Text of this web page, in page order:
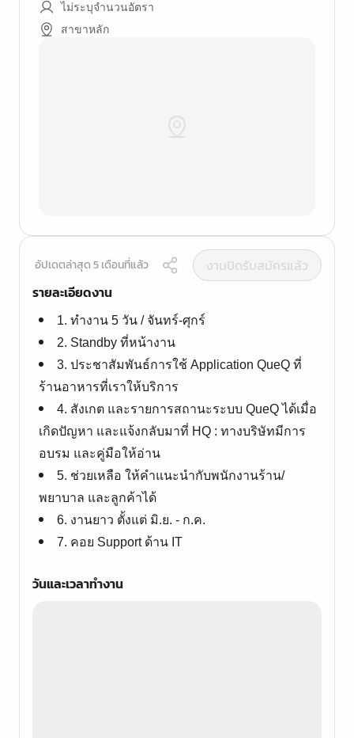
ไม่ระบุจำนวนอัตรา
สาขาหลัก
อัปเดตล่าสุด 5 เดือนที่แล้ว
งานปิดรับสมัครแล้ว
รายละเอียดงาน
1. ทำงาน 5 วัน / จันทร์-ศุกร์
2. Standby ที่หน้างาน
3. ประชาสัมพันธ์การใช้ Application QueQ ที่
ร้านอาหารที่เราให้บริการ
4. สังเกต และรายการสถานะระบบ QueQ ได้เมื่อ
เกิดปัญหา และแจ้งกลับมาที่ HQ : ทางบริษัทมีการ
อบรม และคู่มือให้อ่าน
5. ช่วยเหลือ ให้คำแนะนำกับพนักงานร้าน/
พยาบาล และลูกค้าได้
6. งานยาว ตั้งแต่ มิ.ย. - ก.ค.
7. คอย Support ด้าน IT
วันและเวลาทำงาน